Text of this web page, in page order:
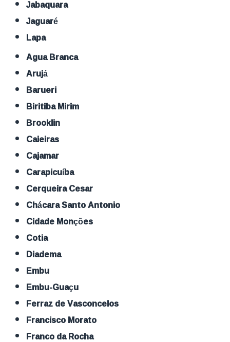
Jabaquara
Jaguaré
Lapa
Agua Branca
Arujá
Barueri
Biritiba Mirim
Brooklin
Caieiras
Cajamar
Carapicuíba
Cerqueira Cesar
Chácara Santo Antonio
Cidade Monções
Cotia
Diadema
Embu
Embu-Guaçu
Ferraz de Vasconcelos
Francisco Morato
Franco da Rocha